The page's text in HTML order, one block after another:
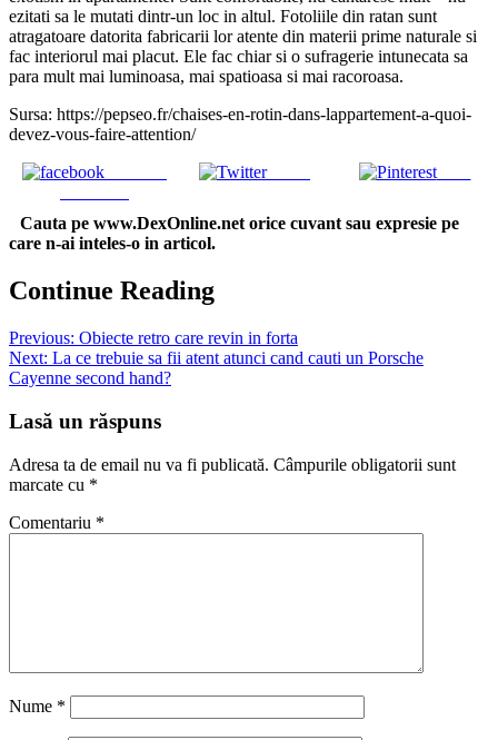
ezitati sa le mutati dintr-un loc in altul. Fotoliile din ratan sunt
atragatoare datorita fabricarii lor atente din materii prime naturale si
fac interiorul mai placut. Ele fac chiar si o sufragerie intunecata sa
para mult mai luminoasa, mai spatioasa si mai racoroasa.
Sursa: https://pepseo.fr/chaises-en-rotin-dans-lappartement-a-quoi-
devez-vous-faire-attention/
Tweet Save
Cauta pe www.DexOnline.net orice cuvant sau expresie pe
care n-ai inteles-o in articol.
Continue Reading
Previous: Obiecte retro care revin in forta
Next: La ce trebuie sa fii atent atunci cand cauti un Porsche
Cayenne second hand?
Lasă un răspuns
Adresa ta de email nu va fi publicată. Câmpurile obligatorii sunt
marcate cu *
Comentariu *
Nume *